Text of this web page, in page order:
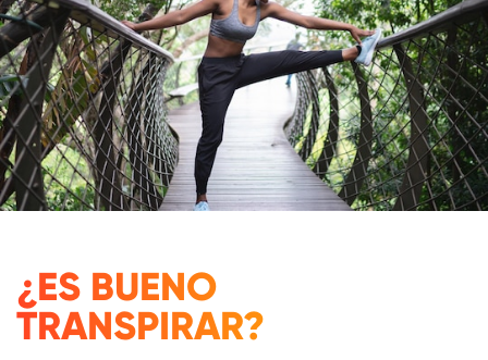
¿ES BUENO
TRANSPIRAR?